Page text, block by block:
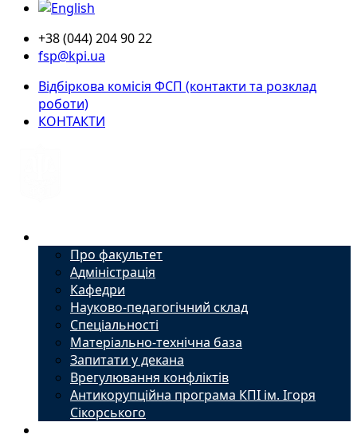
+38 (044) 204 90 22
fsp@kpi.ua
Відбіркова комісія ФСП (контакти та розклад
роботи)
КОНТАКТИ
Про факультет
Адміністрація
Кафедри
Науково-педагогічний склад
Спеціальності
Матеріально-технічна база
Запитати у декана
Врегулювання конфліктів
Антикорупційна програма КПІ ім. Ігоря
Сікорського